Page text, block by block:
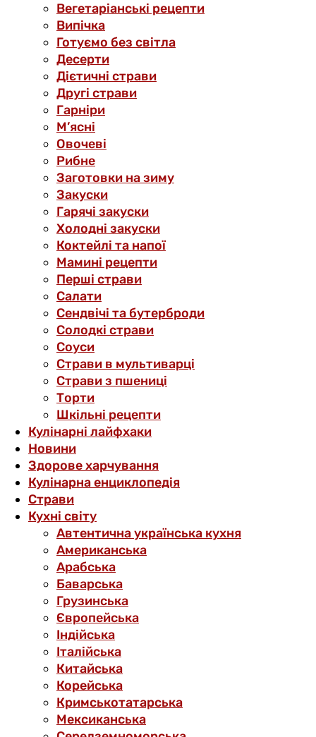
Вегетаріанські рецепти
Випічка
Готуємо без світла
Десерти
Дієтичні страви
Другі страви
Гарніри
М’ясні
Овочеві
Рибне
Заготовки на зиму
Закуски
Гарячі закуски
Холодні закуски
Коктейлі та напої
Мамині рецепти
Перші страви
Салати
Сендвічі та бутерброди
Солодкі страви
Соуси
Страви в мультиварці
Страви з пшениці
Торти
Шкільні рецепти
Кулінарні лайфхаки
Новини
Здорове харчування
Кулінарна енциклопедія
Страви
Кухні світу
Автентична українська кухня
Американська
Арабська
Баварська
Грузинська
Європейська
Індійська
Італійська
Китайська
Корейська
Кримськотатарська
Мексиканська